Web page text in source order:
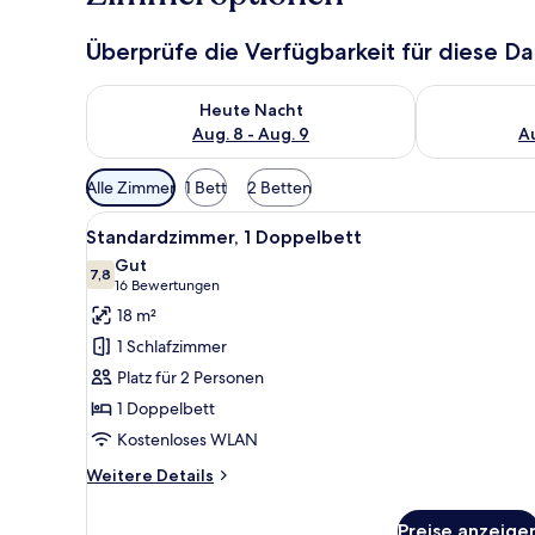
Überprüfe die Verfügbarkeit für diese
Heute Nacht
Aug. 8 - Aug. 9
Überprüfe die Verfügbarkeit für heute Nacht, Aug. 8
Überprüfe
Verfügbare
Filter
für
Zimmer
Alle Zimmer 1 Bett 2 Betten
Alle
Fotos
für
Standardzimmer,
Doppelbett
anzeigen
Ein Hotelzimmer mit einem
5
Standardzimmer, 1 Doppelbett
7,87,8 von 10
Gut
16 Bewertungen
(16
Bewertungen)
18 m²
1 Schlafzimmer
Platz für 2 Personen
1 Doppelbett
Kostenloses WLAN
Weitere Details
Weitere